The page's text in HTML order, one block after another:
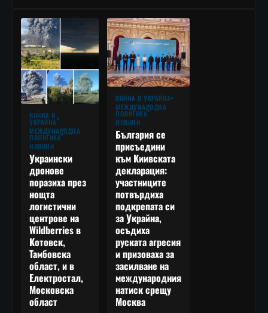
ВОЙНА В
УКРАЙНА
МЕЖДУНАРОДНА
ПОЛИТИКА
НОВИНИ
Украински
дронове
поразиха през
нощта
логистични
центрове на
Wildberries в
Котовск,
Тамбовска
област, и в
Електростал,
Московска
област
ВОЙНА В УКРАЙНА
МЕЖДУНАРОДНА
ПОЛИТИКА
НОВИНИ
България се
присъедини
към Киивската
декларация:
участниците
потвърдиха
подкрепата си
за Украйна,
осъдиха
руската агресия
и призоваха за
засилване на
международния
натиск срещу
Москва